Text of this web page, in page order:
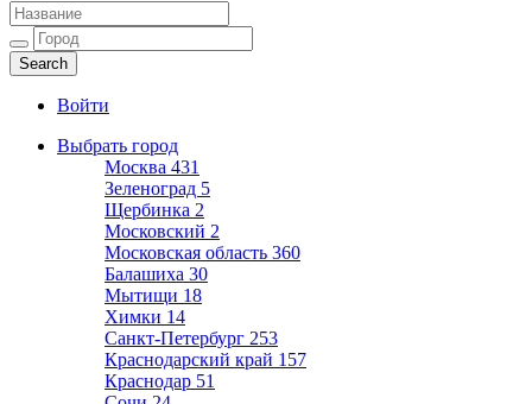
Поликлиники
Взрослые поликлиники города и района
Войти
Выбрать город
Москва 431
Зеленоград 5
Щербинка 2
Московский 2
Московская область 360
Балашиха 30
Мытищи 18
Химки 14
Санкт-Петербург 253
Краснодарский край 157
Краснодар 51